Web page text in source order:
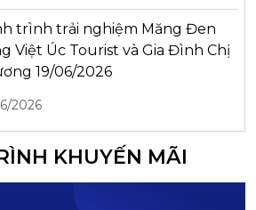
trình trải nghiệm Măng Đen
Việt Úc Tourist và Gia Đình Chị
19/06/2026
2026
KHUYẾN MÃI